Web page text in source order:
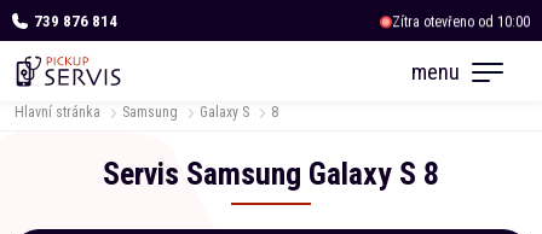
739 876 814
Zítra otevřeno od 10:00
Zítra otevřeno od 10:00
menu
Hlavní stránka Samsung Galaxy S 8
Servis Samsung Galaxy S 8